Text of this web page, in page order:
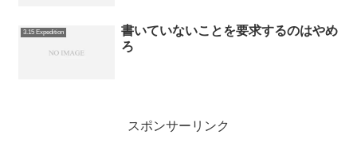
3.15 Expedition
書いていないことを要求するのはやめ
ろ
スポンサーリンク